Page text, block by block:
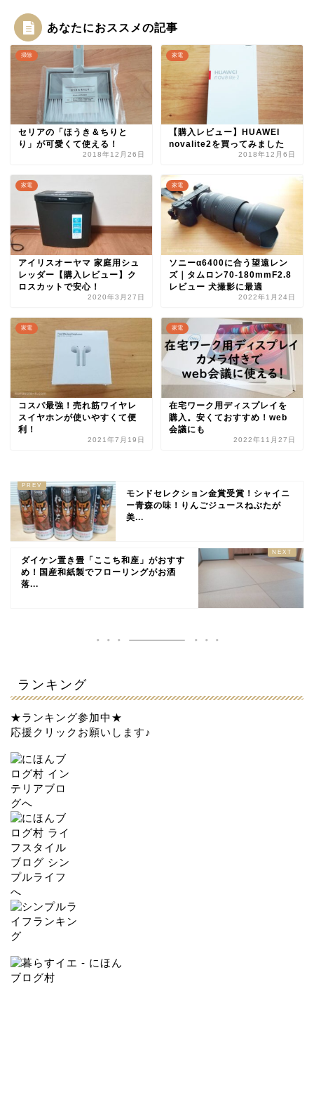
あなたにおススメの記事
掃除
セリアの「ほうき＆ちりと
り」が可愛くて使える！
2018年12月26日
家電
【購入レビュー】HUAWEI
novalite2を買ってみました
2018年12月6日
家電
アイリスオーヤマ 家庭用シュ
レッダー【購入レビュー】ク
ロスカットで安心！
2020年3月27日
家電
ソニーα6400に合う望遠レン
ズ｜タムロン70-180mmF2.8
レビュー 犬撮影に最適
2022年1月24日
家電
コスパ最強！売れ筋ワイヤレ
スイヤホンが使いやすくて便
利！
2021年7月19日
家電
在宅ワーク用ディスプレイを
購入。安くておすすめ！web
会議にも
2022年11月27日
モンドセレクション金賞受賞！シャイニ
ー青森の味！りんごジュースねぶたが
美...
ダイケン置き畳「ここち和座」がおすす
め！国産和紙製でフローリングがお洒
落...
ランキング
★ランキング参加中★
応援クリックお願いします♪